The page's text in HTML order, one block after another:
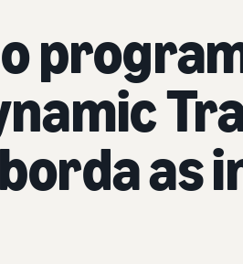
as